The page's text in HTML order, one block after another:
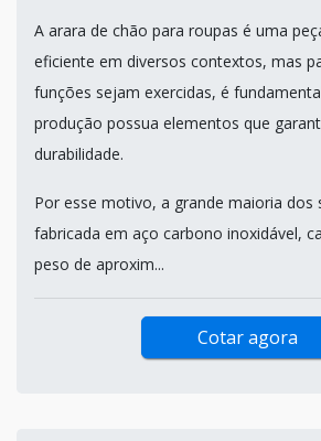
A arara de chão para roupas é uma
eficiente em diversos contextos, mas
funções sejam exercidas, é
produção possua elementos que
durabilidade.
Por esse motivo, a grande maioria dos
fabricada em aço carbono inoxidável,
peso de aproxim...
Cotar agora